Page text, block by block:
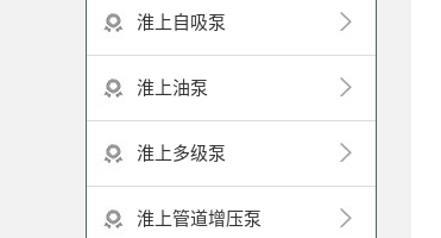
淮上自吸泵
淮上油泵
淮上多级泵
淮上管道增压泵